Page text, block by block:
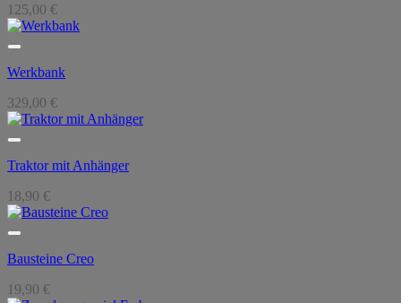
125,00 €
Werkbank
329,00 €
Traktor mit Anhänger
18,90 €
Bausteine Creo
19,90 €